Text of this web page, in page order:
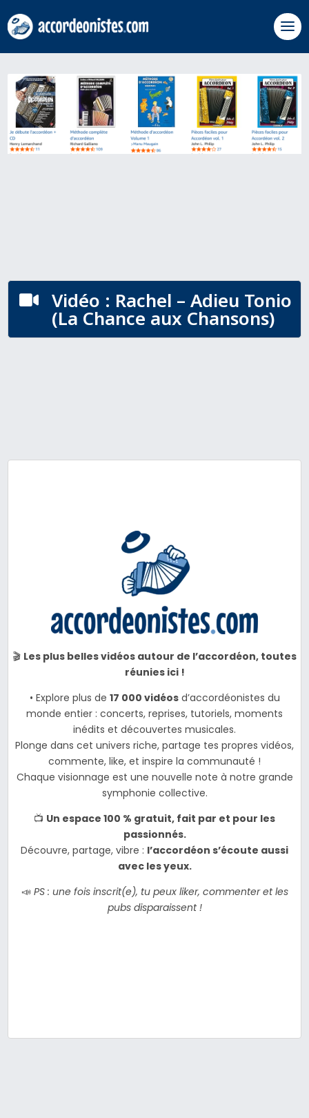
 Vidéo : Rachel – Adieu Tonio
(La Chance aux Chansons)
🎬 Les plus belles vidéos autour de l’accordéon, toutes
réunies ici !
• Explore plus de 17 000 vidéosd’accordéonistes du
monde entier : concerts, reprises, tutoriels, moments
inédits et découvertes musicales.
Plonge dans cet univers riche, partage tes propres vidéos,
commente, like, et inspire la communauté !
Chaque visionnage est une nouvelle note à notre grande
symphonie collective.
📺 Un espace 100 % gratuit, fait par et pour les
passionnés.
Découvre, partage, vibre : l’accordéon s’écoute aussi
avec les yeux.
📣 PS : une fois inscrit(e), tu peux liker, commenter et les
pubs disparaissent !